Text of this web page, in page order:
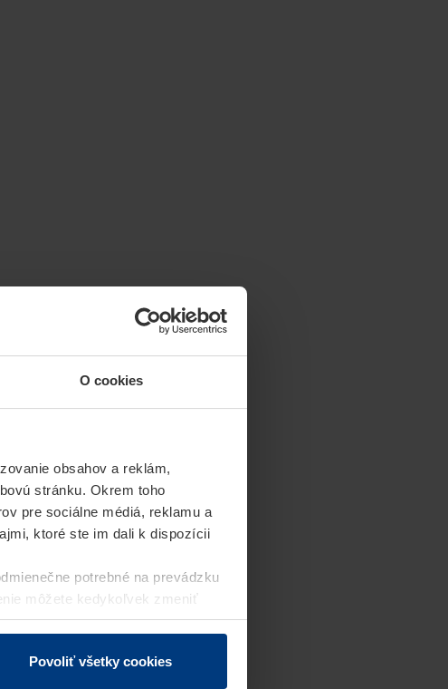
O cookies
obsahov a reklám,
stránku. Okrem toho
pre sociálne médiá, reklamu a
ktoré ste im dali k dispozícii
potrebné na prevádzku
môžete kedykoľvek zmeniť
našej webovej stránky.
Povoliť všetky cookies